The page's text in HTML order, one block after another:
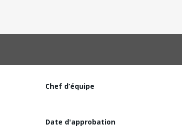
Chef d’équipe
Date d'approbation